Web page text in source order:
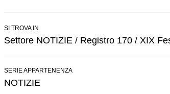
SI TROVA IN
Settore NOTIZIE / Registro 170 / XIX
SERIE APPARTENENZA
NOTIZIE